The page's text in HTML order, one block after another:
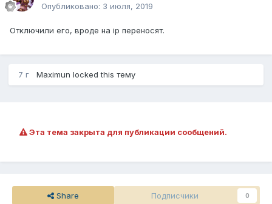
Опубликовано: 3 июля, 2019
Отключили его, вроде на ip переносят.
7 г Maximun locked this тему
Эта тема закрыта для публикации сообщений.
Share Подписчики 0